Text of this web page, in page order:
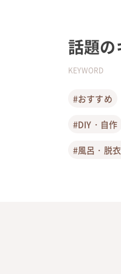
話題の
KEYWORD
#おすすめ
#DIY・自作
#風呂・脱